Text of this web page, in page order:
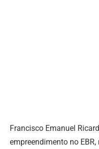
Francisco Emanuel
empreendimento no